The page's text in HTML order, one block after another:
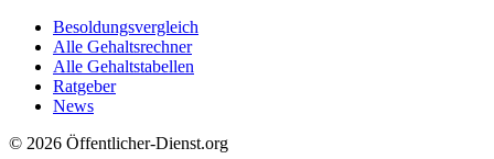
Besoldungsvergleich
Alle Gehaltsrechner
Alle Gehaltstabellen
Ratgeber
News
© 2026 Öffentlicher-Dienst.org